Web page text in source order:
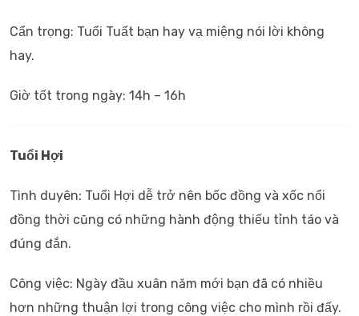
Cẩn trọng: Tuổi Tuất bạn hay vạ miệng nói lời không
hay.
Giờ tốt trong ngày: 14h – 16h
Tuổi Hợi
Tình duyên: Tuổi Hợi dễ trở nên bốc đồng và xốc nổi
đồng thời cũng có những hành động thiếu tỉnh táo và
đúng đắn.
Công việc: Ngày đầu xuân năm mới bạn đã có nhiều
hơn những thuận lợi trong công việc cho mình rồi đấy.